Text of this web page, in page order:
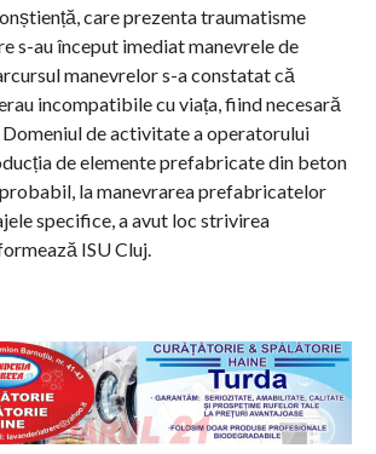
care prezenta traumatisme
s-au început imediat manevrele de
manevrelor s-a constatat că
incompatibile cu viața, fiind necesară
de activitate a operatorului
de elemente prefabricate din beton
la manevrarea prefabricatelor
specifice, a avut loc strivirea
ISU Cluj.